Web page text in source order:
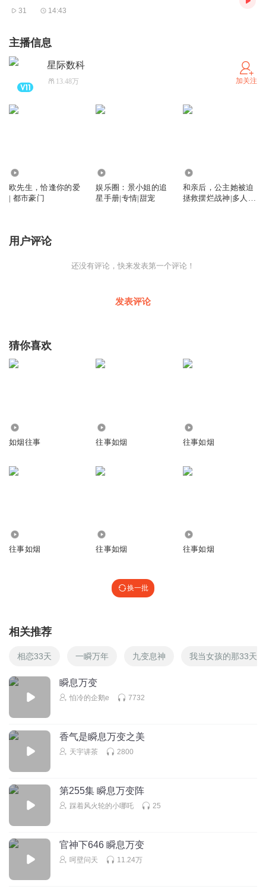
31 14:43
主播信息
星际数科
13.48万 加关注
欧先生，恰逢你的爱
| 都市豪门
娱乐圈：景小姐的追
星手册|专情|甜宠
和亲后，公主她被迫
拯救摆烂战神|多人精
用户评论
还没有评论，快来发表第一个评论！
发表评论
猜你喜欢
如烟往事 往事如烟 往事如烟
往事如烟 往事如烟 往事如烟
换一批
相关推荐
相恋33天 一瞬万年 九变息神 我当女孩的那33天
瞬息万变
怕冷的企鹅e 7732
香气是瞬息万变之美
天宇讲茶 2800
第255集 瞬息万变阵
踩着风火轮的小哪吒 25
官神下646 瞬息万变
呵壁问天 11.24万